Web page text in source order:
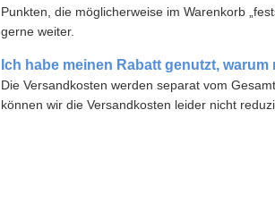
Punkten, die möglicherweise im Warenkorb
gerne weiter.
Ich habe meinen Rabatt genutzt,
Die Versandkosten werden separat vom
können wir die Versandkosten leider nicht